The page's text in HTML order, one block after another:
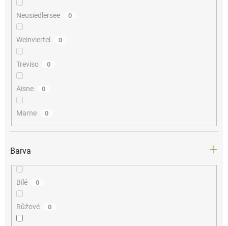
Neusiedlersee 0
Weinviertel 0
Treviso 0
Aisne 0
Marne 0
Barva
Bílé 0
Růžové 0